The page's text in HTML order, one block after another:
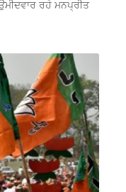
ਰਹੇ ਮਨਪ੍ਰੀਤ